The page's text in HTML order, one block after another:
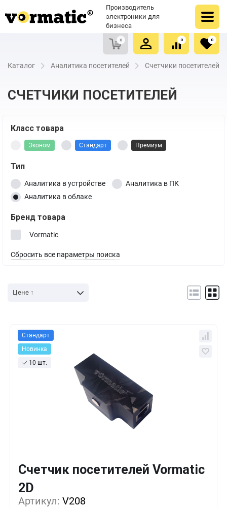
Производитель
электроники для
бизнеса
0
Очистить список сравнения
0
Очистить избранное
0
Каталог Аналитика посетителей Счетчики посетителей
СЧЕТЧИКИ ПОСЕТИТЕЛЕЙ
Класс товара
Эконом Стандарт Премиум
Тип
Аналитика в устройстве
Аналитика в ПК
Аналитика в облаке
Бренд товара
Vormatic
Сбросить все параметры поиска
Цене ↑
Стандарт
Новинка
10 шт.
Счетчик посетителей Vormatic
2D
Артикул: V208
Кол-во